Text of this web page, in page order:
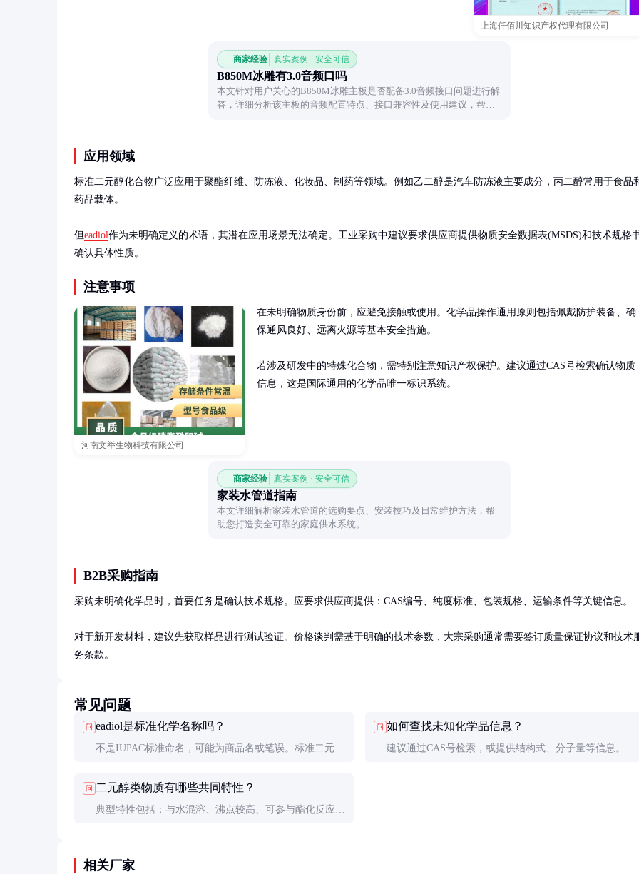
上海仟佰川知识产权代理有限公司
商家经验 真实案例 · 安全可信
B850M冰雕有3.0音频口吗
本文针对用户关心的B850M冰雕主板是否配备3.0音频接口问题进行解
答，详细分析该主板的音频配置特点、接口兼容性及使用建议，帮助
应用领域
标准二元醇化合物广泛应用于聚酯纤维、防冻液、化妆品、制药等领域。例如乙二醇是汽车防冻液主要成分，丙二醇常用于食品
药品载体。
但eadiol作为未明确定义的术语，其潜在应用场景无法确定。工业采购中建议要求供应商提供物质安全数据表(MSDS)和技术规格
确认具体性质。
注意事项
河南文举生物科技有限公司
在未明确物质身份前，应避免接触或使用。化学品操作通用原则包括佩戴防护装备、确
保通风良好、远离火源等基本安全措施。
若涉及研发中的特殊化合物，需特别注意知识产权保护。建议通过CAS号检索确认物质
信息，这是国际通用的化学品唯一标识系统。
商家经验 真实案例 · 安全可信
家装水管道指南
本文详细解析家装水管道的选购要点、安装技巧及日常维护方法，帮
助您打造安全可靠的家庭供水系统。
B2B采购指南
采购未明确化学品时，首要任务是确认技术规格。应要求供应商提供：CAS编号、纯度标准、包装规格、运输条件等关键信息。
对于新开发材料，建议先获取样品进行测试验证。价格谈判需基于明确的技术参数，大宗采购通常需要签订质量保证协议和技术
务条款。
常见问题
问 eadiol是标准化学名称吗？
不是IUPAC标准命名，可能为商品名或笔误。标准二元醇
问 如何查找未知化学品信息？
建议通过CAS号检索，或提供结构式、分子量等信息。专
问 二元醇类物质有哪些共同特性？
典型特性包括：与水混溶、沸点较高、可参与酯化反应。
相关厂家